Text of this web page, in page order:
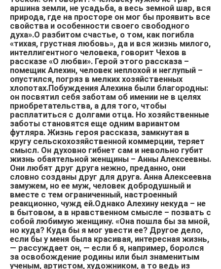
аршина земли, не усадьба, а весь земной шар, вся
природа, где на просторе он мог бы проявить все
свойства и особенности своего свободного
духа».О разбитом счастье, о том, как погибла
«тихая, грустная любовь», да и вся жизнь милого,
интеллигентного человека, говорит Чехов в
рассказе «О любви». Герой этого рассказа –
помещик Алехин, человек неплохой и неглупый –
опустился, погряз в мелких хозяйственных
хлопотах.Побуждения Алехина были благородны:
он посвятил себя заботам об имении не в целях
приобретательства, а для того, чтобы
расплатиться с долгами отца. Но хозяйственные
заботы становятся еще одним вариантом
футляра. Жизнь героя рассказа, замкнутая в
кругу сельскохозяйственной коммерции, теряет
смысл. Он духовно гибнет сам и невольно губит
жизнь обаятельной женщины – Анны Алексеевны.
Они любят друг друга нежно, преданно, они
словно созданы друг для друга. Анна Алексеевна
замужем, но ее муж, человек добродушный и
вместе с тем ограниченный, настроенный
реакционно, чужд ей.Однако Алехину некуда – не
в бытовом, а в нравственном смысле – позвать с
собой любимую женщину. «Она пошла бы за мной,
но куда? Куда бы я мог увести ее? Другое дело,
если бы у меня была красивая, интересная жизнь,
— рассуждает он, — если б я, например, боролся
за освобождение родины или был знаменитым
ученым, артистом, художником, а то ведь из